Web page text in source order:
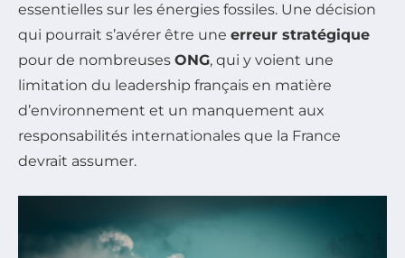
essentielles sur les énergies fossiles. Une décision
qui pourrait s’avérer être une erreur stratégique
pour de nombreuses ONG, qui y voient une
limitation du leadership français en matière
d’environnement et un manquement aux
responsabilités internationales que la France
devrait assumer.